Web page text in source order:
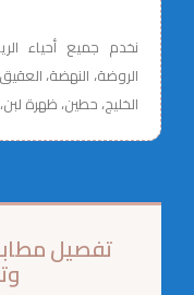
نخدم جميع أحياء
الروضة، النهضة،
الخليج، حطين، ظهرة
تفصيل